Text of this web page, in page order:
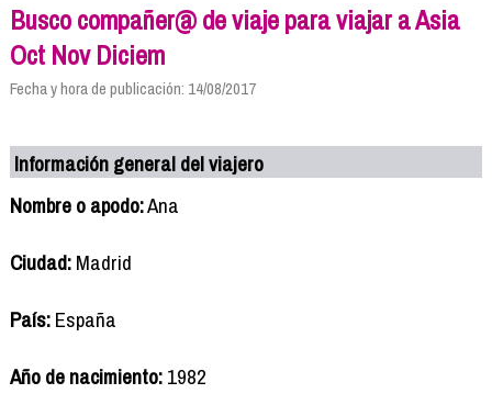
Busco compañer@ de viaje para viajar a Asia
Oct Nov Diciem
Fecha y hora de publicación: 14/08/2017
Información general del viajero
Nombre o apodo:Ana
Ciudad:Madrid
País:España
Año de nacimiento:1982